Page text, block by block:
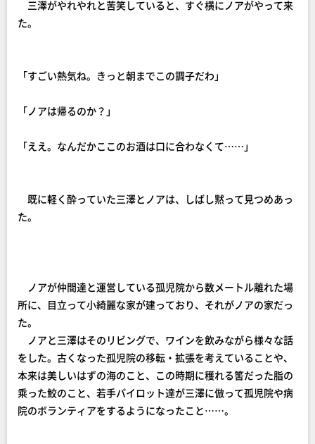
三澤がやれやれと苦笑していると、すぐ横にノアがやって来
た。
「すごい熱気ね。きっと朝までこの調子だわ」
「ノアは帰るのか？」
「ええ。なんだかここのお酒は口に合わなくて……」
既に軽く酔っていた三澤とノアは、しばし黙って見つめあっ
た。
ノアが仲間達と運営している孤児院から数メートル離れた場
所に、目立って小綺麗な家が建っており、それがノアの家だっ
た。
ノアと三澤はそのリビングで、ワインを飲みながら様々な話
をした。古くなった孤児院の移転・拡張を考えていることや、
本来は美しいはずの海のこと、この時期に穫れる筈だった脂の
乘った鮫のこと、若手パイロット達が三澤に倣って孤児院や病
院のボランティアをするようになったこと……。